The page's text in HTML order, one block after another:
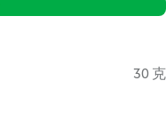
30 克